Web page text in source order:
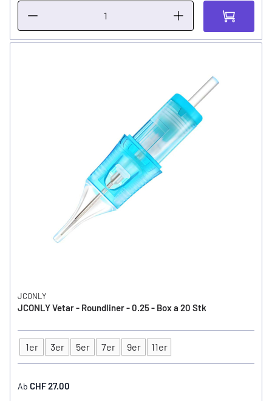
JCONLY
JCONLY Vetar - Roundliner - 0.25 - Box a 20 Stk
Typ
1er 3er 5er 7er 9er 11er
Ab CHF 27.00